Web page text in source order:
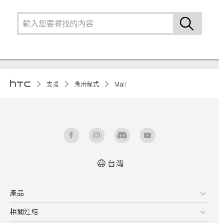
支援 應用程式 Mail
台灣
產品
5G
相關連結